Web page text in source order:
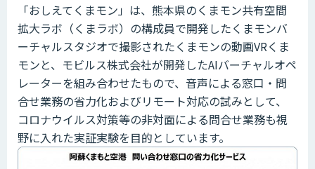
「おしえてくまモン」は、熊本県のくまモン共有空間
拡大ラボ（くまラボ）の構成員で開発したくまモンバ
ーチャルスタジオで撮影されたくまモンの動画VRくま
モンと、モビルス株式会社が開発したAIバーチャルオペ
レーターを組み合わせたもので、音声による窓口・問
合せ業務の省力化およびリモート対応の試みとして、
コロナウイルス対策等の非対面による問合せ業務も視
野に入れた実証実験を目的としています。